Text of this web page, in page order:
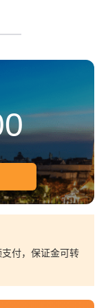
付，保证金可转